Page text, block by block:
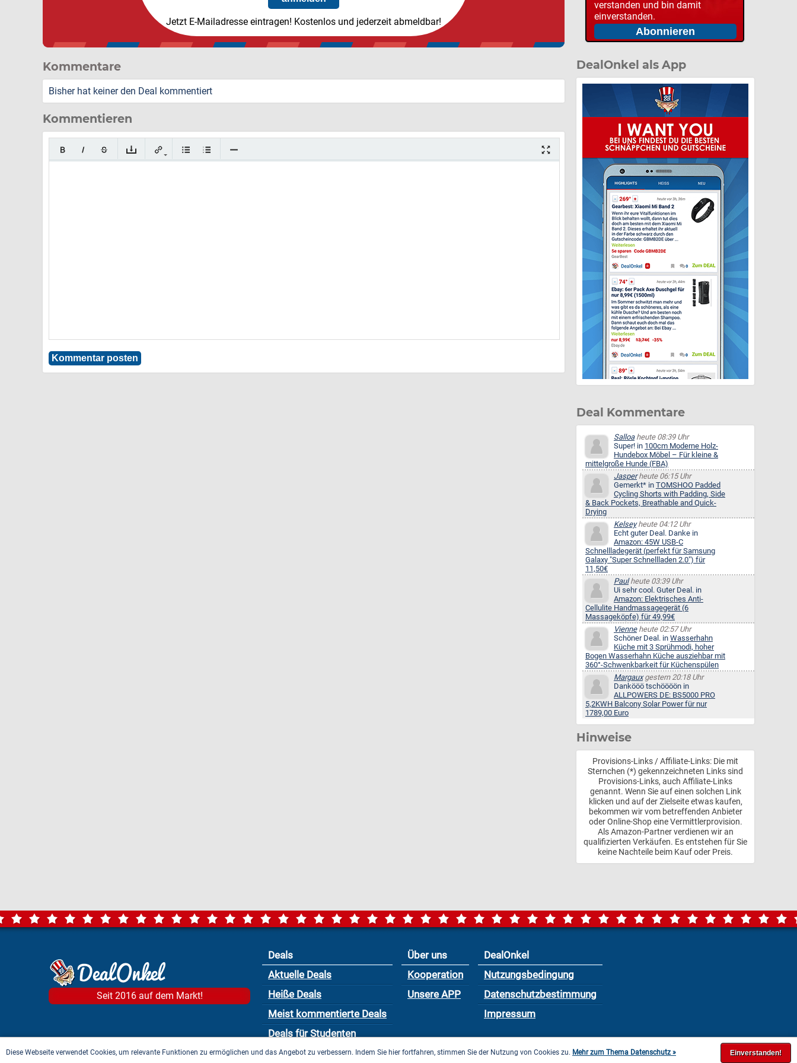
Jetzt E-Mailadresse eintragen! Kostenlos und jederzeit abmeldbar!
Kommentare
Bisher hat keiner den Deal kommentiert
Kommentieren
verstanden und bin damit
einverstanden.
DealOnkel als App
Deal Kommentare
Salloaheute 08:39 Uhr
Super! in 100cm Moderne Holz-
Hundebox Möbel – Für kleine &
mittelgroße Hunde (FBA)
Jasperheute 06:15 Uhr
Gemerkt* in TOMSHOO Padded
Cycling Shorts with Padding, Side
& Back Pockets, Breathable and Quick-
Drying
Kelseyheute 04:12 Uhr
Echt guter Deal. Danke in
Amazon: 45W USB-C
Schnellladegerät (perfekt für Samsung
Galaxy "Super Schnellladen 2.0") für
11,50€
Paulheute 03:39 Uhr
Ui sehr cool. Guter Deal. in
Amazon: Elektrisches Anti-
Cellulite Handmassagegerät (6
Massageköpfe) für 49,99€
Vienneheute 02:57 Uhr
Schöner Deal. in Wasserhahn
Küche mit 3 Sprühmodi, hoher
Bogen Wasserhahn Küche ausziehbar mit
360°-Schwenkbarkeit für Küchenspülen
Margauxgestern 20:18 Uhr
Dankööö tschöööön in
ALLPOWERS DE: BS5000 PRO
5,2KWH Balcony Solar Power für nur
1789,00 Euro
Hinweise
Provisions-Links / Affiliate-Links: Die mit
Sternchen (*) gekennzeichneten Links sind
Provisions-Links, auch Affiliate-Links
genannt. Wenn Sie auf einen solchen Link
klicken und auf der Zielseite etwas kaufen,
bekommen wir vom betreffenden Anbieter
oder Online-Shop eine Vermittlerprovision.
Als Amazon-Partner verdienen wir an
qualifizierten Verkäufen. Es entstehen für Sie
keine Nachteile beim Kauf oder Preis.
Seit 2016 auf dem Markt!
Deals
Aktuelle Deals
Heiße Deals
Meist kommentierte Deals
Deals für Studenten
Über uns
Kooperation
Unsere APP
DealOnkel
Nutzungsbedingung
Datenschutzbestimmung
Impressum
Diese Webseite verwendet Cookies, um relevante Funktionen zu ermöglichen und das Angebot zu verbessern. Indem Sie hier fortfahren, stimmen Sie der Nutzung von Cookies zu. Mehr zum Thema Datenschutz »